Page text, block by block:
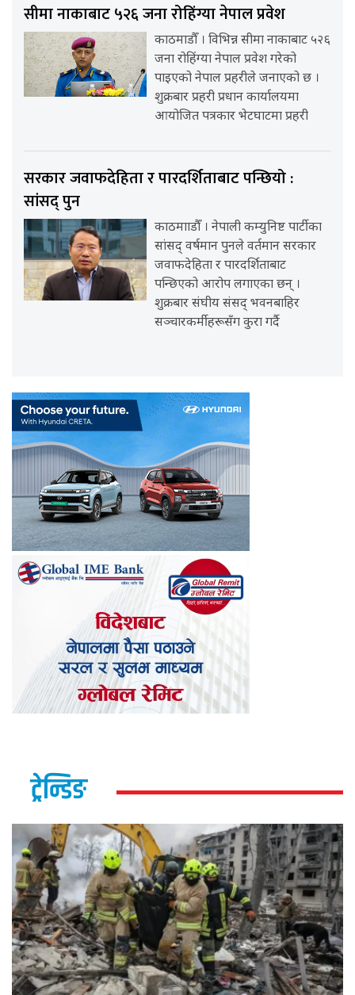
सीमा नाकाबाट ५२६ जना रोहिंग्या नेपाल प्रवेश
काठमाडौँ । विभिन्न सीमा नाकाबाट ५२६
जना रोहिंग्या नेपाल प्रवेश गरेको
पाइएको नेपाल प्रहरीले जनाएको छ ।
शुक्रबार प्रहरी प्रधान कार्यालयमा
आयोजित पत्रकार भेटघाटमा प्रहरी
सरकार जवाफदेहिता र पारदर्शिताबाट पन्छियो :
सांसद् पुन
काठमााडौँ । नेपाली कम्युनिष्ट पार्टीका
सांसद् वर्षमान पुनले वर्तमान सरकार
जवाफदेहिता र पारदर्शिताबाट
पन्छिएको आरोप लगाएका छन् ।
शुक्रबार संघीय संसद् भवनबाहिर
सञ्चारकर्मीहरूसँग कुरा गर्दै
ट्रेन्डिङ